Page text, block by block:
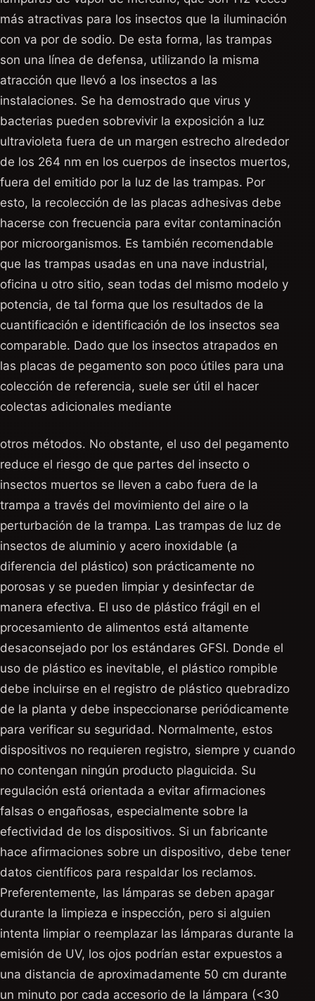
más atractivas para los insectos que la iluminación
con va por de sodio. De esta forma, las trampas
son una línea de defensa, utilizando la misma
atracción que llevó a los insectos a las
instalaciones. Se ha demostrado que virus y
bacterias pueden sobrevivir la exposición a luz
ultravioleta fuera de un margen estrecho alrededor
de los 264 nm en los cuerpos de insectos muertos,
fuera del emitido por la luz de las trampas. Por
esto, la recolección de las placas adhesivas debe
hacerse con frecuencia para evitar contaminación
por microorganismos. Es también recomendable
que las trampas usadas en una nave industrial,
oficina u otro sitio, sean todas del mismo modelo y
potencia, de tal forma que los resultados de la
cuantificación e identificación de los insectos sea
comparable. Dado que los insectos atrapados en
las placas de pegamento son poco útiles para una
colección de referencia, suele ser útil el hacer
colectas adicionales mediante
otros métodos. No obstante, el uso del pegamento
reduce el riesgo de que partes del insecto o
insectos muertos se lleven a cabo fuera de la
trampa a través del movimiento del aire o la
perturbación de la trampa. Las trampas de luz de
insectos de aluminio y acero inoxidable (a
diferencia del plástico) son prácticamente no
porosas y se pueden limpiar y desinfectar de
manera efectiva. El uso de plástico frágil en el
procesamiento de alimentos está altamente
desaconsejado por los estándares GFSI. Donde el
uso de plástico es inevitable, el plástico rompible
debe incluirse en el registro de plástico quebradizo
de la planta y debe inspeccionarse periódicamente
para verificar su seguridad. Normalmente, estos
dispositivos no requieren registro, siempre y cuando
no contengan ningún producto plaguicida. Su
regulación está orientada a evitar afirmaciones
falsas o engañosas, especialmente sobre la
efectividad de los dispositivos. Si un fabricante
hace afirmaciones sobre un dispositivo, debe tener
datos científicos para respaldar los reclamos.
Preferentemente, las lámparas se deben apagar
durante la limpieza e inspección, pero si alguien
intenta limpiar o reemplazar las lámparas durante la
emisión de UV, los ojos podrían estar expuestos a
una distancia de aproximadamente 50 cm durante
un minuto por cada accesorio de la lámpara (<30